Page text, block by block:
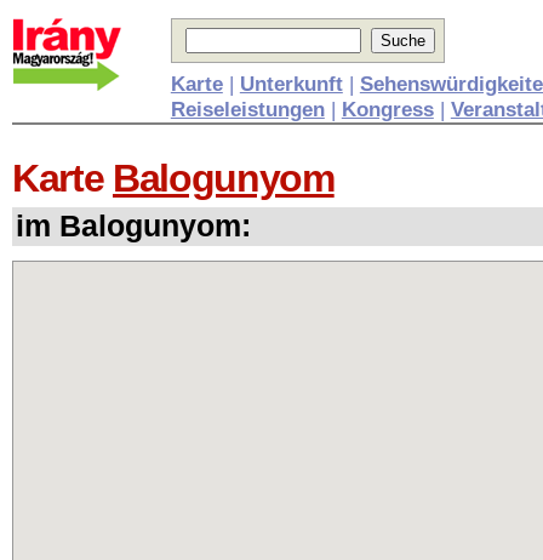
Karte| Unterkunft|
Reiseleistungen| Kongress|
Karte Balogunyom
im Balogunyom: